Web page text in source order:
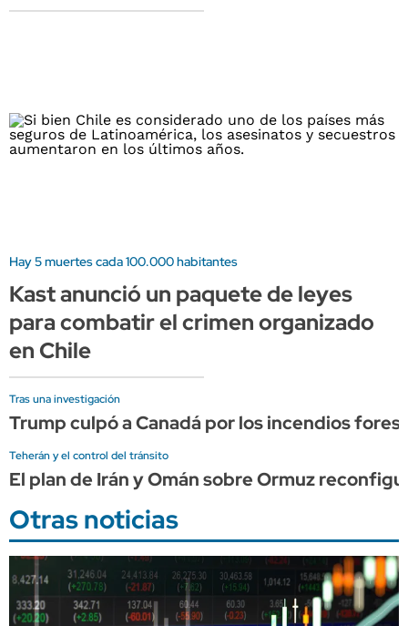
Hay 5 muertes cada 100.000 habitantes
Kast anunció un paquete de leyes
para combatir el crimen organizado
en Chile
Tras una investigación
Trump culpó a Canadá por los incendios
Teherán y el control del tránsito
El plan de Irán y Omán sobre Ormuz
Otras noticias